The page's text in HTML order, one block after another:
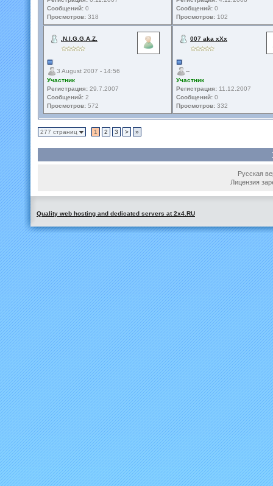
Сообщений: 0
Просмотров: 318
Сообщений: 0
Просмотров: 102
.N.I.G.G.A.Z.
3 August 2007 - 14:56
Участник
Регистрация: 29.7.2007
Сообщений: 2
Просмотров: 572
007 aka xXx
--
Участник
Регистрация: 11.12.2007
Сообщений: 0
Просмотров: 332
277 страниц 1 2 3 > »
Русская
Лицензия
Quality web hosting and dedicated servers at 2x4.RU